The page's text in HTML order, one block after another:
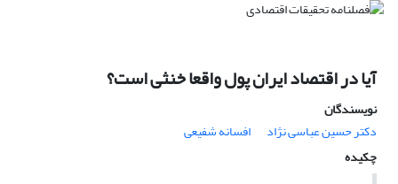
آیا در اقتصاد ایران پول واقعا خنثی است؟
نویسندگان
دکتر حسین عباسى نژاد
افسانه شفیعى
چکیده